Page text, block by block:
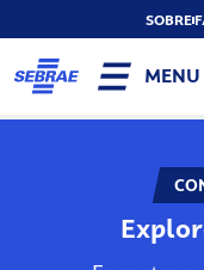
SOBRE
MENU